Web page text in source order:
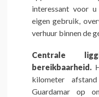
interessant voor
eigen gebruik,
verhuur binnen de
Centrale
bereikbaarheid.
kilometer
Guardamar op